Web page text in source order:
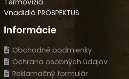
Termovízia
Vnadidlá PROSPEKTUS
Informácie
Obchodné podmienky
Ochrana osobných údajov
Reklamačný formulár